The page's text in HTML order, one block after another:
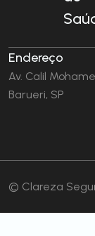
Endereço
Av. Calil
Barueri, SP
© Clareza